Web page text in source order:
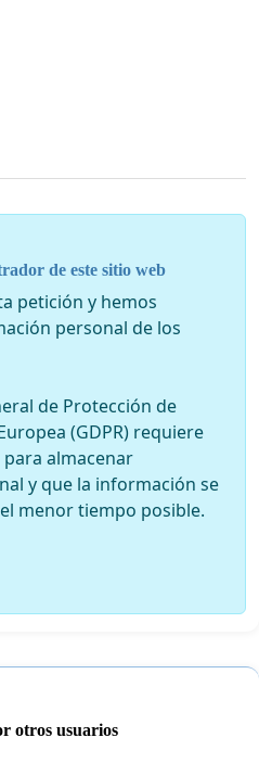
verificar con los datos
a la autoridades,
su
de captar posibles víctimas
médica para
que
sexualmente derechos
que es para una víctima de
en el proceso penal.
en este tipo de
frente a estos
a quienes son llevados
de este sitio web
petición y hemos
personal de los
de Protección de
(GDPR) requiere
almacenar
y que la información se
menor tiempo posible.
otros usuarios